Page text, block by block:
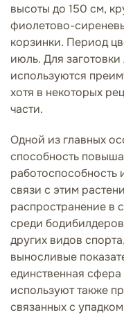
высоты до 150 см,
фиолетово-
корзинки. Период
июль. Для
используются
хотя в некоторых
части.
Одной из главных
способность
работоспособность
связи с этим
распространение в
среди
других видов
выносливые
единственная
используют также
связанных с